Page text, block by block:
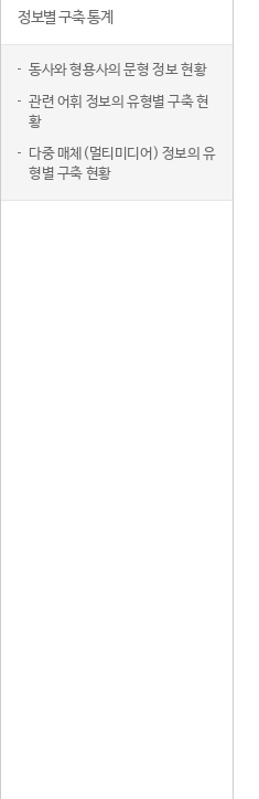
정보별 구축 통계
동사와 형용사의 문형 정보 현황
관련 어휘 정보의 유형별 구축 현
황
다중 매체(멀티미디어) 정보의 유
형별 구축 현황